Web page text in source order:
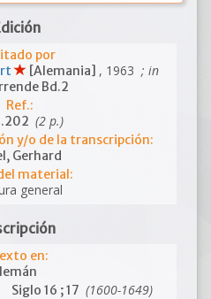
por
[Alemania] , 1963 ; in
Bd.2
Ref.:
(2 p.)
y/o de la transcripción:
Gerhard
material:
general
en:
Siglo 16 ; 17 (1600-1649)